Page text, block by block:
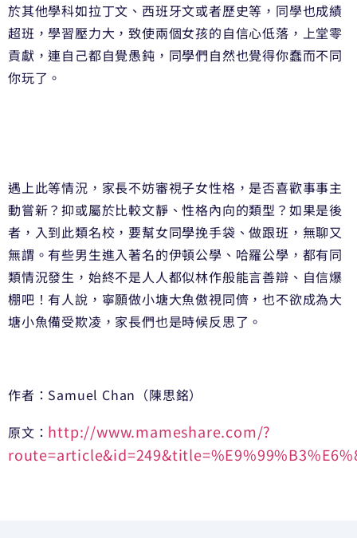
於其他學科如拉丁文、西班牙文或者歷史等，同學也成績
超班，學習壓力大，致使兩個女孩的自信心低落，上堂零
貢獻，連自己都自覺愚鈍，同學們自然也覺得你蠢而不同
你玩了。
遇上此等情況，家長不妨審視子女性格，是否喜歡事事主
動嘗新？抑或屬於比較文靜、性格內向的類型？如果是後
者，入到此類名校，要幫女同學挽手袋、做跟班，無聊又
無謂。有些男生進入著名的伊頓公學、哈羅公學，都有同
類情況發生，始終不是人人都似林作般能言善辯、自信爆
棚吧！有人說，寧願做小塘大魚傲視同儕，也不欲成為大
塘小魚備受欺凌，家長們也是時候反思了。
作者：Samuel Chan（陳思銘）
原文： http://www.mameshare.com/?